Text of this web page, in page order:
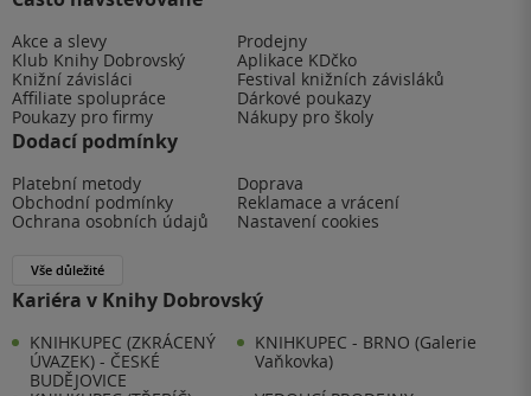
Akce a slevy
Prodejny
Klub Knihy Dobrovský
Aplikace KDčko
Knižní závisláci
Festival knižních závisláků
Affiliate spolupráce
Dárkové poukazy
Poukazy pro firmy
Nákupy pro školy
Dodací podmínky
Platební metody
Doprava
Obchodní podmínky
Reklamace a vrácení
Ochrana osobních údajů
Nastavení cookies
Vše důležité
Kariéra v Knihy Dobrovský
KNIHKUPEC (ZKRÁCENÝ
ÚVAZEK) - ČESKÉ
BUDĚJOVICE
KNIHKUPEC - BRNO (Galerie
Vaňkovka)